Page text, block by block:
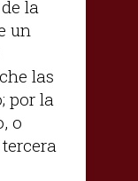
la
un
las
por la
o